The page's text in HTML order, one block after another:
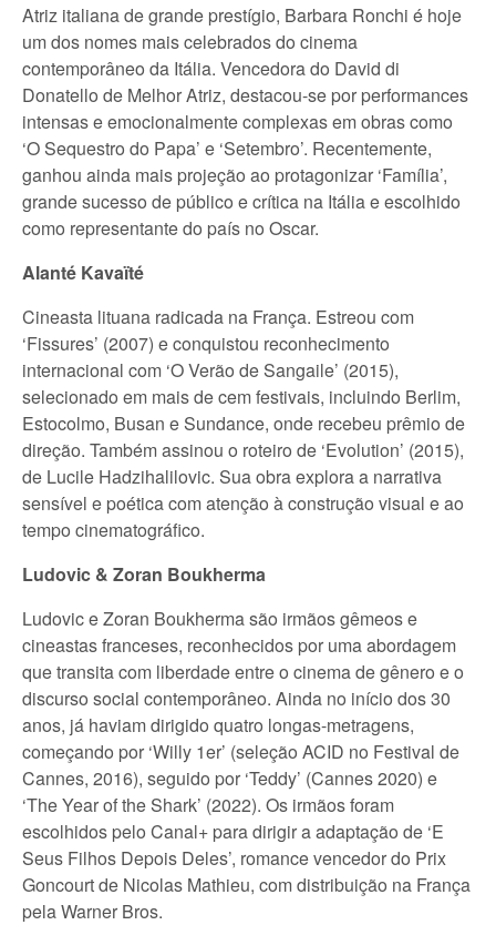
Atriz italiana de grande prestígio, Barbara Ronchi é hoje
um dos nomes mais celebrados do cinema
contemporâneo da Itália. Vencedora do David di
Donatello de Melhor Atriz, destacou-se por performances
intensas e emocionalmente complexas em obras como
‘O Sequestro do Papa’ e ‘Setembro’. Recentemente,
ganhou ainda mais projeção ao protagonizar ‘Família’,
grande sucesso de público e crítica na Itália e escolhido
como representante do país no Oscar.
Alanté Kavaïté
Cineasta lituana radicada na França. Estreou com
‘Fissures’ (2007) e conquistou reconhecimento
internacional com ‘O Verão de Sangaile’ (2015),
selecionado em mais de cem festivais, incluindo Berlim,
Estocolmo, Busan e Sundance, onde recebeu prêmio de
direção. Também assinou o roteiro de ‘Evolution’ (2015),
de Lucile Hadzihalilovic. Sua obra explora a narrativa
sensível e poética com atenção à construção visual e ao
tempo cinematográfico.
Ludovic & Zoran Boukherma
Ludovic e Zoran Boukherma são irmãos gêmeos e
cineastas franceses, reconhecidos por uma abordagem
que transita com liberdade entre o cinema de gênero e o
discurso social contemporâneo. Ainda no início dos 30
anos, já haviam dirigido quatro longas-metragens,
começando por ‘Willy 1er’ (seleção ACID no Festival de
Cannes, 2016), seguido por ‘Teddy’ (Cannes 2020) e
‘The Year of the Shark’ (2022). Os irmãos foram
escolhidos pelo Canal+ para dirigir a adaptação de ‘E
Seus Filhos Depois Deles’, romance vencedor do Prix
Goncourt de Nicolas Mathieu, com distribuição na França
pela Warner Bros.